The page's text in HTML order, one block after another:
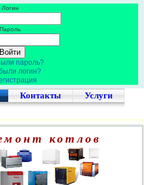
Логин
Пароль
пароль?
логин?
Контакты Услуги
котлов